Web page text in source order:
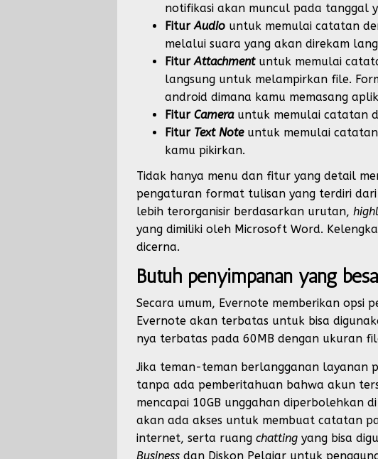
notifikasi akan muncul pada tanggal
FiturAudio untuk memulai catatan
melalui suara yang akan direkam
FiturAttachment untuk memulai
langsung untuk melampirkan file.
android dimana kamu memasang
Fitur Camera untuk memulai catatan
Fitur Text Note untuk memulai
kamu pikirkan.
Tidak hanya menu dan fitur yang detail
pengaturan format tulisan yang terdiri
lebih terorganisir berdasarkan urutan,
yang dimiliki oleh Microsoft Word.
dicerna.
Butuh penyimpanan yang
Secara umum, Evernote memberikan opsi
Evernote akan terbatas untuk bisa
nya terbatas pada 60MB dengan ukuran
Jika teman-teman berlangganan layanan
tanpa ada pemberitahuan bahwa akun
mencapai 10GB unggahan diperbolehkan di
akan ada akses untuk membuat catatan
internet, serta ruang chatting yang bisa
Business dan Diskon Pelajar untuk